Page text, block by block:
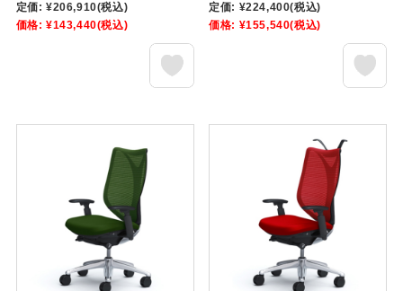
定価: ¥206,910(税込)
価格: ¥143,440(税込)
定価: ¥224,400(税込)
価格: ¥155,540(税込)